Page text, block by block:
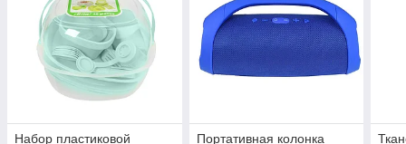
Набор пластиковой
Портативная колонка